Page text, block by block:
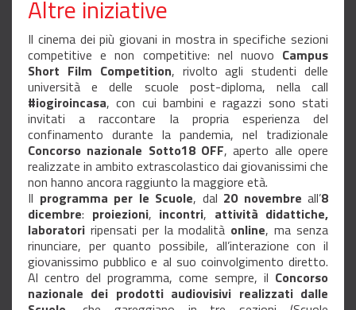
Altre iniziative
Il cinema dei più giovani in mostra in specifiche sezioni
competitive e non competitive: nel nuovo Campus
Short Film Competition, rivolto agli studenti delle
università e delle scuole post-diploma, nella call
#iogiroincasa, con cui bambini e ragazzi sono stati
invitati a raccontare la propria esperienza del
confinamento durante la pandemia, nel tradizionale
Concorso nazionale Sotto18 OFF, aperto alle opere
realizzate in ambito extrascolastico dai giovanissimi che
non hanno ancora raggiunto la maggiore età.
Il programma per le Scuole, dal 20 novembre all’8
dicembre: proiezioni, incontri, attività didattiche,
laboratori ripensati per la modalità online, ma senza
rinunciare, per quanto possibile, all’interazione con il
giovanissimo pubblico e al suo coinvolgimento diretto.
Al centro del programma, come sempre, il Concorso
nazionale dei prodotti audiovisivi realizzati dalle